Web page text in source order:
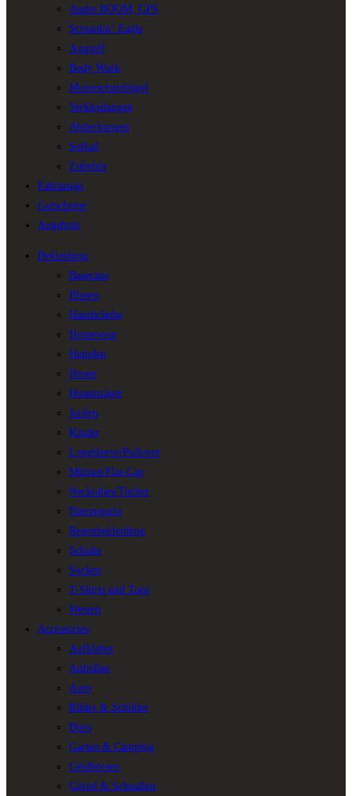
Audio BOOM, GPS
Screamin‘ Eagle
Auspuff
Body Work
Motorschutzbügel
Verkleidungen
Abdeckungen
Softail
Zubehör
Fahrzeuge
Gutscheine
Angebote
Bekleidung
Basecaps
Blusen
Handschuhe
Homewear
Hemden
Hosen
Hosenträger
Jacken
Kinder
Longsleeve/Pullover
Mützen/Flat-Cap
Necktubes/Tücher
Nierengurte
Regenbekleidung
Schuhe
Socken
T-Shirts und Tops
Westen
Accessories
Aufkleber
Aufnäher
Auto
Bilder & Schilder
Büro
Garten & Camping
Geldbörsen
Gürtel & Schnallen